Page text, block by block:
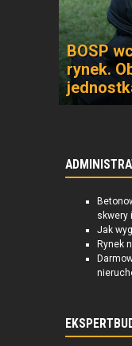
BOSP
rynek.
skwery
Jak
Rynek